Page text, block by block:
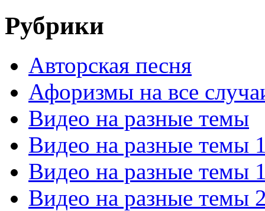
Рубрики
Авторская песня
Афоризмы на все
Видео на разные темы
Видео на разные темы
Видео на разные темы
Видео на разные темы